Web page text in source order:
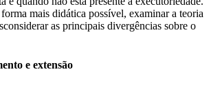
mais didática possível, examinar a teoria
as principais divergências sobre o
e extensão